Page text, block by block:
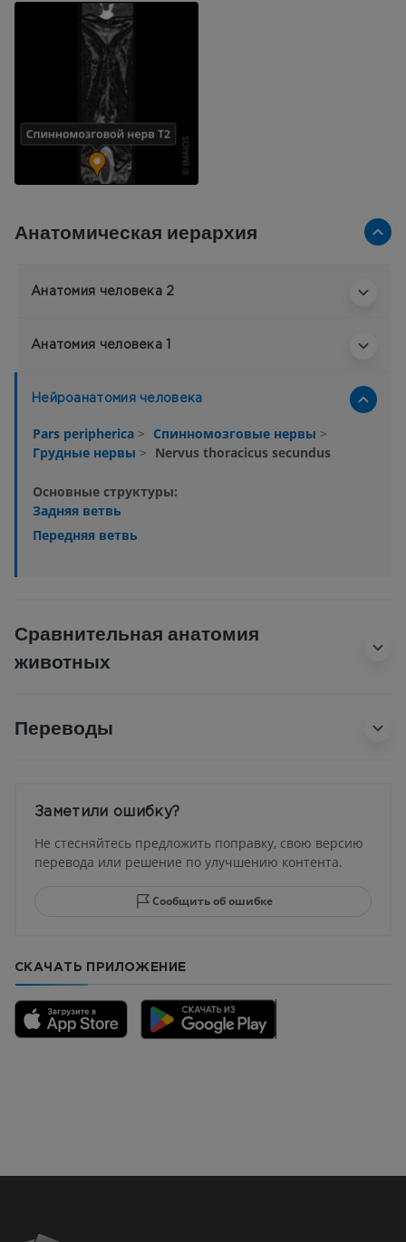
Анатомическая иерархия
Анатомия человека 2
Анатомия человека 1
Нейроанатомия человека
Pars peripherica > Спинномозговые нервы >
Грудные нервы > Nervus thoracicus secundus
Основные структуры:
Задняя ветвь
Передняя ветвь
Сравнительная анатомия
животных
Переводы
Заметили ошибку?
Не стесняйтесь предложить поправку, свою версию
перевода или решение по улучшению контента.
Сообщить об ошибке
СКАЧАТЬ ПРИЛОЖЕНИЕ